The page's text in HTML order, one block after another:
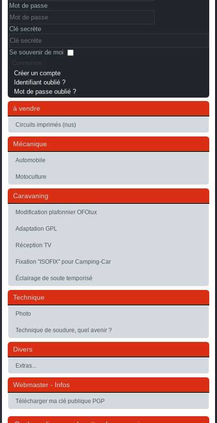
Mot de passe
Clé secrète
Se souvenir de moi
Connexion
Créer un compte
Identifiant oublié ?
Mot de passe oublié ?
à vendre
Circuits imprimés (nus)
Mécanique
Automobile
Motoculture
Caravaning
Modification plafonnier OFOlux
Adaptation GPL
Réception TV
Fixation "ISOFIX" pour Camping-Car
Éclairage de soute temporisé
Technique
Photo
Technique de soudure, quel avenir ?
Divers
Extras...
Webmaster - Infos
Télécharger ma clé publique PGP